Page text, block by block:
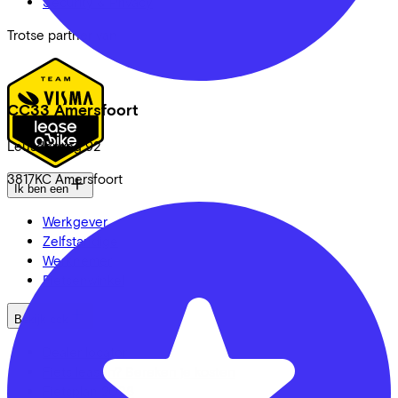
CC33 Amersfoort
Leusderweg 92
3817KC Amersfoort
Trotse partner van
Ik ben een
Werkgever
Zelfstandige
Werknemer
Fietsenwinkel
Bekijk ook
Fiets leasen? Bereken je kosten
Fietsplan 2026